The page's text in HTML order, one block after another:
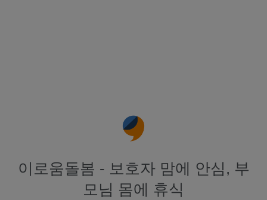
이로움돌봄 - 보호자 맘에 안심, 부
모님 몸에 휴식